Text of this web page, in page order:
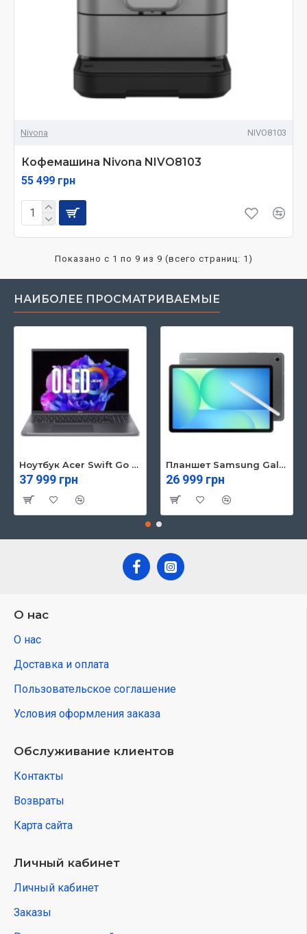
Nivona NIVO8103
Кофемашина Nivona NIVO8103
55 499 грн
Показано с 1 по 9 из 9 (всего страниц: 1)
НАИБОЛЕЕ ПРОСМАТРИВАЕМЫЕ
Ноутбук Acer Swift Go 16 SFG16-71 (NX.KVZEU.003)
37 999 грн
Планшет Samsung Galaxy Tab S10 FE 5G 8/128GB Gray (SM-X526BZAREUC)
26 999 грн
О нас
О нас
Доставка и оплата
Пользовательское соглашение
Условия оформления заказа
Обслуживание клиентов
Контакты
Возвраты
Карта сайта
Личный кабинет
Личный кабинет
Заказы